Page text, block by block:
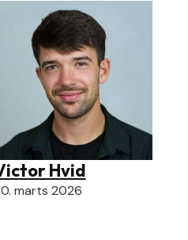
Hvid
marts 2026